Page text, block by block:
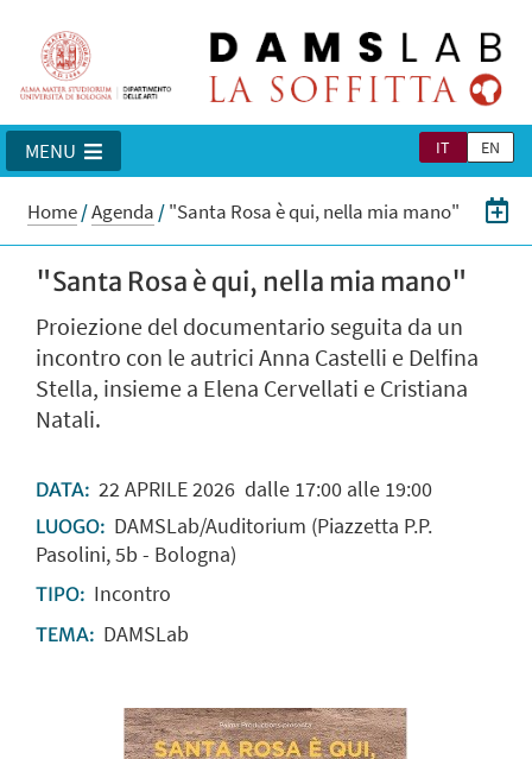
IT EN
MENU
Home/Agenda /"Santa Rosa è qui, nella mia mano"
"Santa Rosa è qui, nella mia mano"
Proiezione del documentario seguita da un
incontro con le autrici Anna Castelli e Delfina
Stella, insieme a Elena Cervellati e Cristiana
Natali.
DATA: 22APRILE2026dalle 17:00 alle 19:00
LUOGO: DAMSLab/Auditorium (Piazzetta P.P.
Pasolini, 5b - Bologna)
TIPO: Incontro
TEMA: DAMSLab